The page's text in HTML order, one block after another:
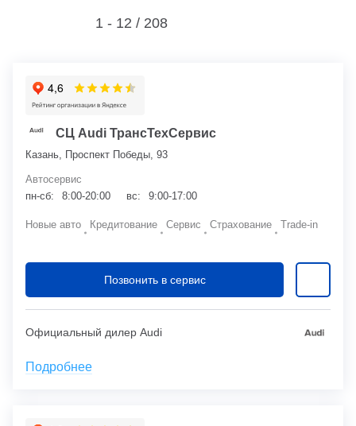
1 - 12 / 208
СЦ Audi ТрансТехСервис
Казань, Проспект Победы, 93
Автосервис
пн-сб:
8:00-20:00 вс: 9:00-17:00
Новые авто Кредитование Сервис Страхование Trade-in
Позвонить в сервис
Официальный дилер Audi
Подробнее